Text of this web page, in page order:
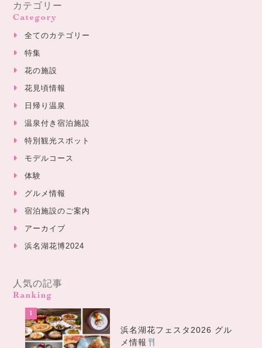
カテゴリー
Category
全てのカテゴリー
特集
花の施設
花見頃情報
日帰り温泉
温泉付き宿泊施設
特別観光スポット
モデルコース
体験
グルメ情報
宿泊施設のご案内
アーカイブ
浜名湖花博2024
人気の記事
Ranking
浜名湖花フェスタ2026 グル
メ情報